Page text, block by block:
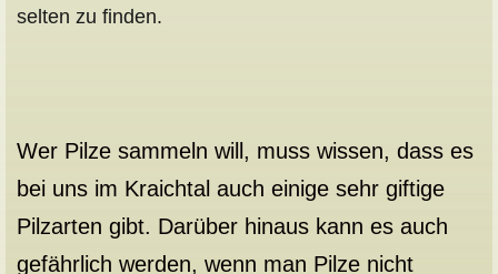
selten zu finden.
Wer Pilze sammeln will, muss wissen, dass es
bei uns im Kraichtal auch einige sehr giftige
Pilzarten gibt. Darüber hinaus kann es auch
gefährlich werden, wenn man Pilze nicht